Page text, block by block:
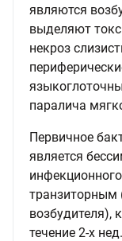
являются
выделяют
некроз
паралича
Первичное
является
транзиторным
возбудителя),
течение 2-х